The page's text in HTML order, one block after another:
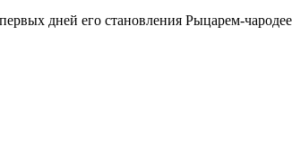
дней его становления Рыцарем-